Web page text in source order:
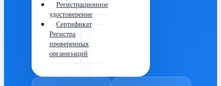
Регистрационное
удостоверение
Сертификат
Регистра
проверенных
организаций